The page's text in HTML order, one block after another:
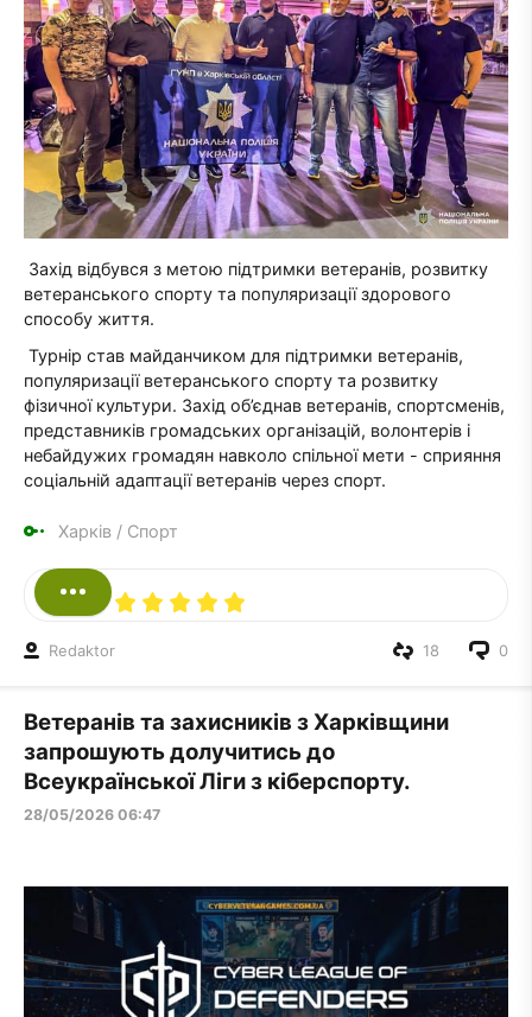
Захід відбувся з метою підтримки ветеранів, розвитку
ветеранського спорту та популяризації здорового
способу життя.
Турнір став майданчиком для підтримки ветеранів,
популяризації ветеранського спорту та розвитку
фізичної культури. Захід об’єднав ветеранів, спортсменів,
представників громадських організацій, волонтерів і
небайдужих громадян навколо спільної мети - сприяння
соціальній адаптації ветеранів через спорт.
Харків / Спорт
Redaktor 0
18
Ветеранів та захисників з Харківщини
запрошують долучитись до
Всеукраїнської Ліги з кіберспорту.
28/05/2026 06:47